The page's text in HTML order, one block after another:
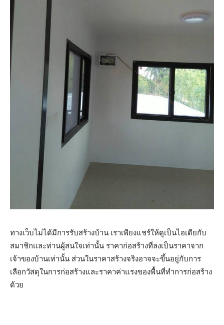
ทางเว็บไม่ได้มีการรับสร้างบ้าน เราเพียงแชร์ให้ดูเป็นไอเดียกับ
สมาชิกและท่านผู้สนใจเท่านั้น ราคาก่อสร้างที่ลงเป็นราคาจาก
เจ้าของบ้านเท่านั้น ส่วนในราคาสร้างจริงอาจจะขึ้นอยู่กับการ
เลือกวัสดุในการก่อสร้างและราคาค่าแรงของพื้นที่ทำการก่อสร้าง
ด้วย